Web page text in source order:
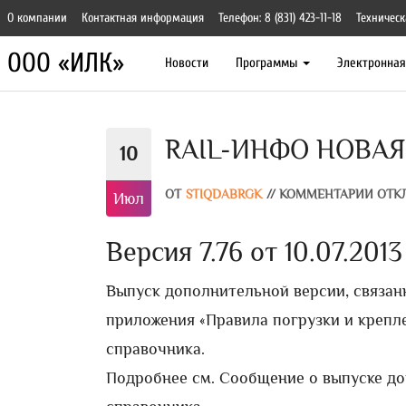
О компании Контактная информация Телефон: 8 (831) 423-11-18
ООО «ИЛК» Новости Программы
10
Июл
RAIL-ИНФО НОВАЯ
ОТ STIQDABRGK // КОММЕНТАРИИ
Версия 7.76 от
Выпуск дополнительной версии,
приложения «Правила погрузки и
справочника.
Подробнее см. Сообщение о выпуске